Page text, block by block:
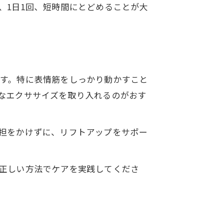
1日1回、短時間にとどめることが大
。特に表情筋をしっかり動かすこと
エクササイズを取り入れるのがおす
をかけずに、リフトアップをサポー
しい方法でケアを実践してくださ